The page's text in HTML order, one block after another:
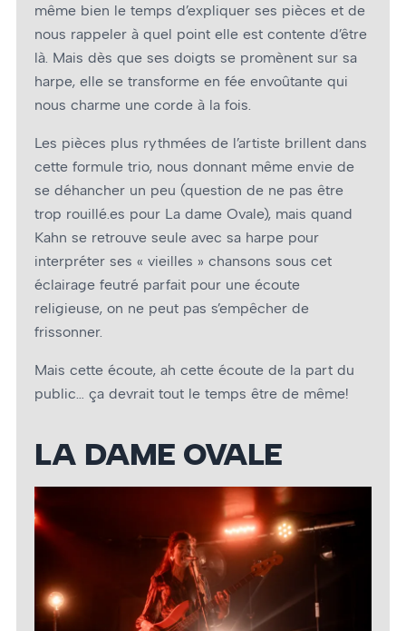
même bien le temps d’expliquer ses pièces et de
nous rappeler à quel point elle est contente d’être
là. Mais dès que ses doigts se promènent sur sa
harpe, elle se transforme en fée envoûtante qui
nous charme une corde à la fois.
Les pièces plus rythmées de l’artiste brillent dans
cette formule trio, nous donnant même envie de
se déhancher un peu (question de ne pas être
trop rouillé.es pour La dame Ovale), mais quand
Kahn se retrouve seule avec sa harpe pour
interpréter ses « vieilles » chansons sous cet
éclairage feutré parfait pour une écoute
religieuse, on ne peut pas s’empêcher de
frissonner.
Mais cette écoute, ah cette écoute de la part du
public… ça devrait tout le temps être de même!
LA DAME OVALE